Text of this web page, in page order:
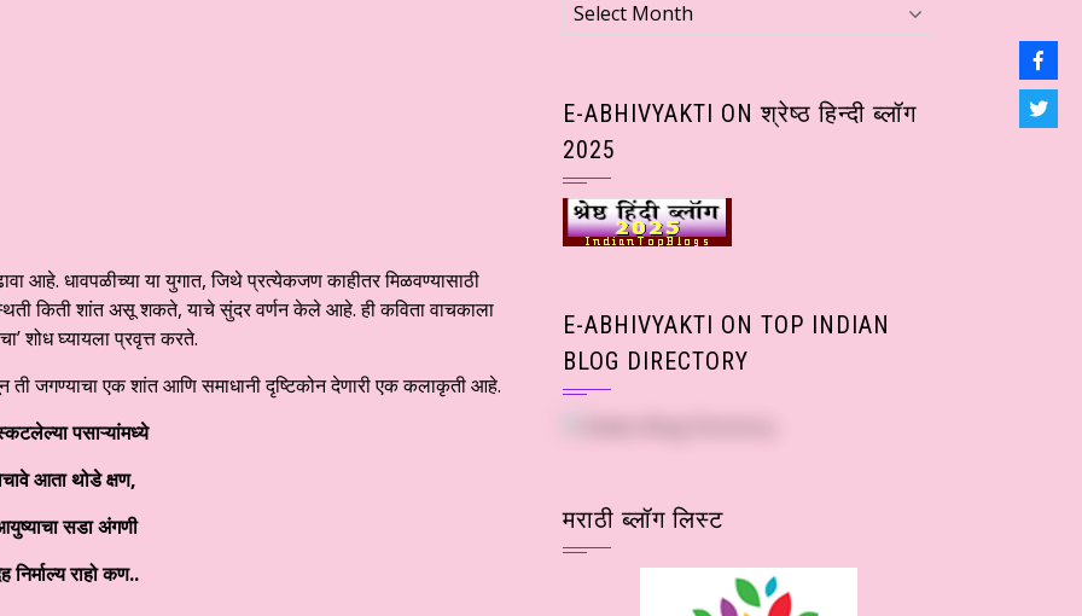
आहे. धावपळीच्या या युगात, जिथे प्रत्येकजण काहीतर मिळवण्यासाठी
किती शांत असू शकते, याचे सुंदर वर्णन केले आहे. ही कविता वाचकाला
शोध घ्यायला प्रवृत्त करते.
ती जगण्याचा एक शांत आणि समाधानी दृष्टिकोन देणारी एक कलाकृती आहे.
पसाऱ्यांमध्ये
आता थोडे क्षण,
सडा अंगणी
निर्माल्य राहो कण..
(Month
E-ABHIVYAKTI ON श्रेष्ठ हिन्दी ब्लॉग
2025
E-ABHIVYAKTI ON TOP INDIAN
BLOG DIRECTORY
मराठी ब्लॉग लिस्ट